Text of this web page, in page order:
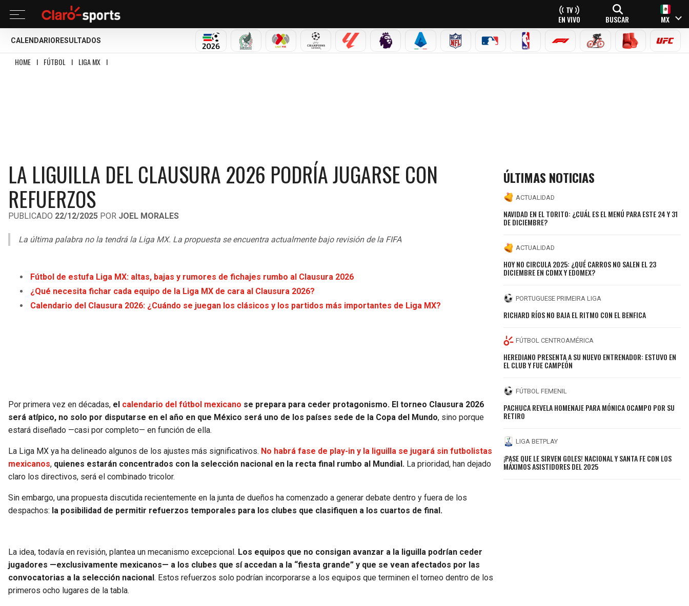
EN VIVO BUSCAR MX
CALENDARIO RESULTADOS
MUNDIAL 2026SELECCIÓN MEXICANA
LIGA MX CHAMPIONS LEAGUE
LALIGA PREMIER LEAGUE
SERIE A NFL MLB NBA FÓRMULA 1CICLISMOBOXEO UFC
HOME I FÚTBOL I LIGA MX I
LA LIGUILLA DEL CLAUSURA 2026 PODRÍA JUGARSE CON
REFUERZOS
PUBLICADO 22/12/2025 POR JOEL MORALES
La última palabra no la tendrá la Liga MX. La propuesta se encuentra actualmente bajo revisión de la FIFA
Fútbol de estufa Liga MX: altas, bajas y rumores de fichajes rumbo al Clausura 2026
¿Qué necesita fichar cada equipo de la Liga MX de cara al Clausura 2026?
Calendario del Clausura 2026: ¿Cuándo se juegan los clásicos y los partidos más importantes de Liga MX?
Por primera vez en décadas, el calendario del fútbol mexicano se prepara para ceder protagonismo. El torneo Clausura 2026
será atípico, no solo por disputarse en el año en que México será uno de los países sede de la Copa del Mundo, sino porque
estará diseñado —casi por completo— en función de ella.
La Liga MX ya ha delineado algunos de los ajustes más significativos. No habrá fase de play-in y la liguilla se jugará sin futbolistas
mexicanos, quienes estarán concentrados con la selección nacional en la recta final rumbo al Mundial. La prioridad, han dejado
claro los directivos, será el combinado tricolor.
Sin embargo, una propuesta discutida recientemente en la junta de dueños ha comenzado a generar debate dentro y fuera de los
despachos: la posibilidad de permitir refuerzos temporales para los clubes que clasifiquen a los cuartos de final.
La idea, todavía en revisión, plantea un mecanismo excepcional. Los equipos que no consigan avanzar a la liguilla podrían ceder
jugadores —exclusivamente mexicanos— a los clubes que sí accedan a la “fiesta grande” y que se vean afectados por las
convocatorias a la selección nacional . Estos refuerzos solo podrían incorporarse a los equipos que terminen el torneo dentro de los
primeros ocho lugares de la tabla.
ÚLTIMAS NOTICIAS
ACTUALIDAD
NAVIDAD EN EL TORITO: ¿CUÁL ES EL MENÚ PARA ESTE 24 Y 31
DE DICIEMBRE?
ACTUALIDAD
HOY NO CIRCULA 2025: ¿QUÉ CARROS NO SALEN EL 23
DICIEMBRE EN CDMX Y EDOMEX?
PORTUGUESE PRIMEIRA LIGA
RICHARD RÍOS NO BAJA EL RITMO CON EL BENFICA
FÚTBOL CENTROAMÉRICA
HEREDIANO PRESENTA A SU NUEVO ENTRENADOR: ESTUVO EN
EL CLUB Y FUE CAMPEÓN
FÚTBOL FEMENIL
PACHUCA REVELA HOMENAJE PARA MÓNICA OCAMPO POR SU
RETIRO
LIGA BETPLAY
¡PASE QUE LE SIRVEN GOLES! NACIONAL Y SANTA FE CON LOS
MÁXIMOS ASISTIDORES DEL 2025